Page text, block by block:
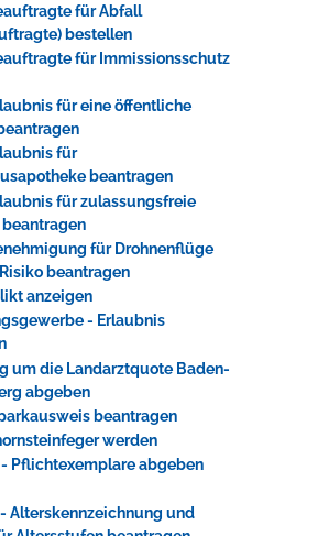
für Abfall
bestellen
für Immissionsschutz
für eine öffentliche
für
beantragen
für zulassungsfreie
beantragen
für Drohnenflüge
beantragen
anzeigen
- Erlaubnis
um die Landarztquote Baden-
abgeben
beantragen
werden
Pflichtexemplare abgeben
Alterskennzeichnung und